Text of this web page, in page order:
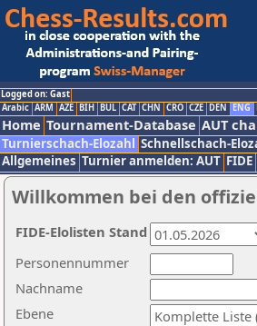
Logged on: Gast
Arabic ARM AZE BIH BUL CAT CHN CRO CZE DEN ENG
Home Tournament-Database AUT
Turnierschach-Elozahl Schnellschach-
Allgemeines Turnier anmelden: AUT FIDE
Willkommen bei den
Nachname
Ebene
Personennummer
FIDE-Elolisten Stand